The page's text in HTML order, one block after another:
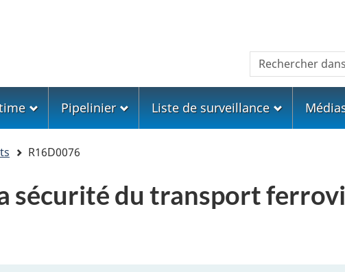
Rechercher
Pipelinier Liste de surveillance
R16D0076
sécurité du transport